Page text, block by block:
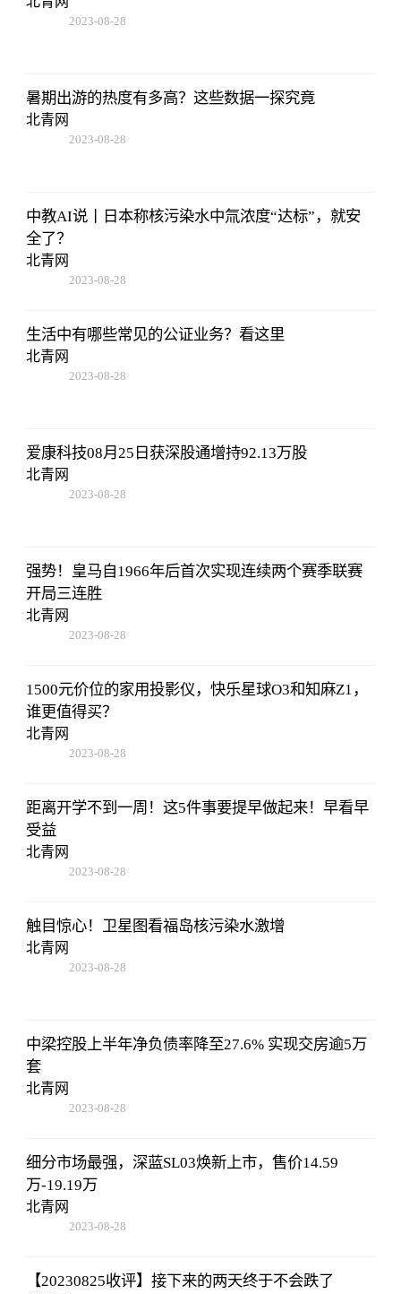
2023-08-28
暑期出游的热度有多高？这些数据一探究竟
北青网
2023-08-28
中教AI说丨日本称核污染水中氚浓度“达标”，就安
全了？
北青网
2023-08-28
生活中有哪些常见的公证业务？看这里
北青网
2023-08-28
爱康科技08月25日获深股通增持92.13万股
北青网
2023-08-28
强势！皇马自1966年后首次实现连续两个赛季联赛
开局三连胜
北青网
2023-08-28
1500元价位的家用投影仪，快乐星球O3和知麻Z1，
谁更值得买？
北青网
2023-08-28
距离开学不到一周！这5件事要提早做起来！早看早
受益
北青网
2023-08-28
触目惊心！卫星图看福岛核污染水激增
北青网
2023-08-28
中梁控股上半年净负债率降至27.6% 实现交房逾5万
套
北青网
2023-08-28
细分市场最强，深蓝SL03焕新上市，售价14.59
万-19.19万
北青网
2023-08-28
【20230825收评】接下来的两天终于不会跌了